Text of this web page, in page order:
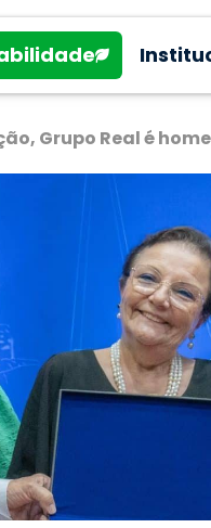
Grupo Real é